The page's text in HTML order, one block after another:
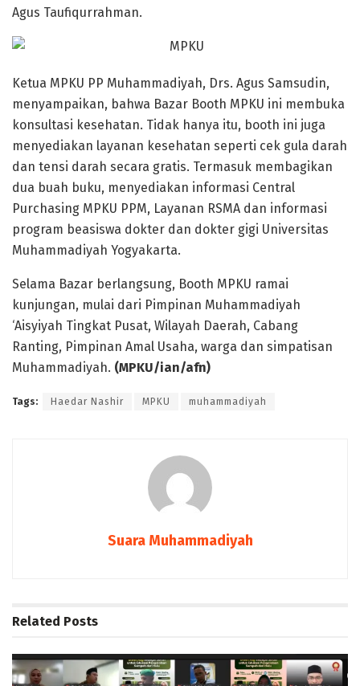
Agus Taufiqurrahman.
Ketua MPKU PP Muhammadiyah, Drs. Agus Samsudin,
menyampaikan, bahwa Bazar Booth MPKU ini membuka
konsultasi kesehatan. Tidak hanya itu, booth ini juga
menyediakan layanan kesehatan seperti cek gula darah
dan tensi darah secara gratis. Termasuk membagikan
dua buah buku, menyediakan informasi Central
Purchasing MPKU PPM, Layanan RSMA dan informasi
program beasiswa dokter dan dokter gigi Universitas
Muhammadiyah Yogyakarta.
Selama Bazar berlangsung, Booth MPKU ramai
kunjungan, mulai dari Pimpinan Muhammadiyah
‘Aisyiyah Tingkat Pusat, Wilayah Daerah, Cabang
Ranting, Pimpinan Amal Usaha, warga dan simpatisan
Muhammadiyah. (MPKU/ian/afn)
Tags: Haedar Nashir MPKU muhammadiyah
Suara Muhammadiyah
Related Posts